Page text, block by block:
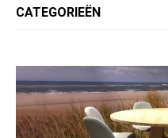
CATEGORIEËN